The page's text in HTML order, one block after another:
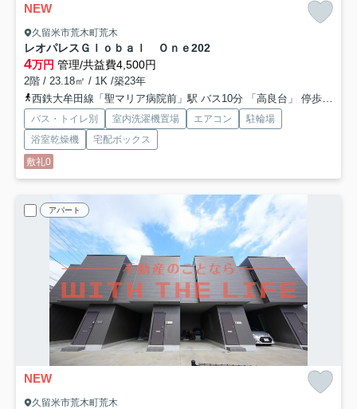
NEW
久留米市荒木町荒木
レオパレスＧｌｏｂａｌ Ｏｎｅ202
4万円 管理/共益費4,500円
2階 / 23.18㎡ / 1K /築23年
西鉄大牟田線「聖マリア病院前」駅 バス10分 「高良台」 停歩8分
バス・トイレ別 室内洗濯機置場 エアコン
駐輪場
浴室乾燥機
宅配ボックス
敷礼0
アパート
NEW
久留米市荒木町荒木